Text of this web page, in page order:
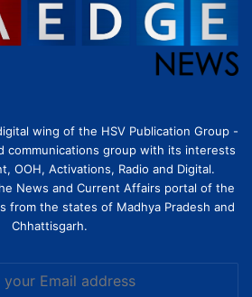
wing of the HSV Publication Group -
communications group with its interests
OOH, Activations, Radio and Digital.
News and Current Affairs portal of the
from the states of Madhya Pradesh and
Chhattisgarh.